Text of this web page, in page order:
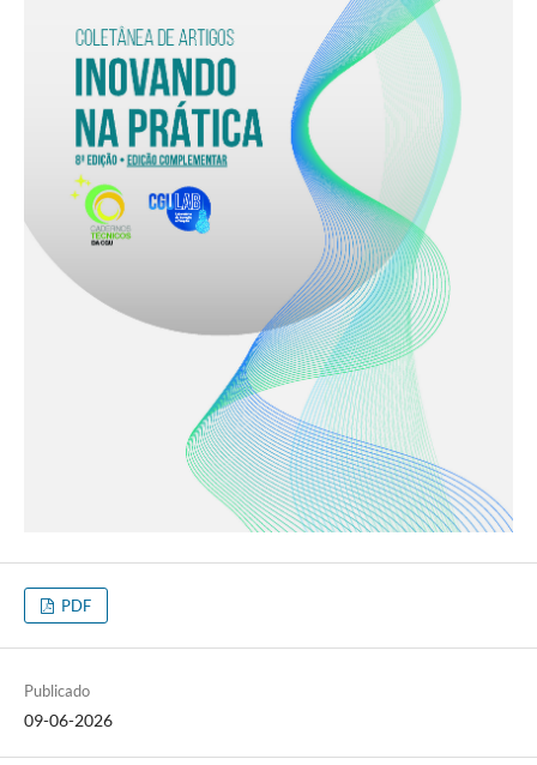
PDF
Publicado
09-06-2026